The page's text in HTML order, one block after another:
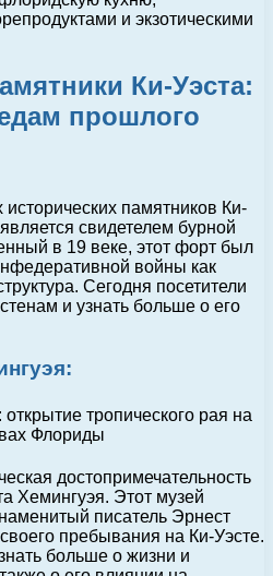
и экзотическими
Ки-Уэста:
прошлого
памятников Ки-
свидетелем бурной
в 19 веке, этот форт был
войны как
Сегодня посетители
и узнать больше о его
достопримечательность
Хемингуэя. Этот музей
писатель Эрнест
пребывания на Ки-Уэсте.
больше о жизни и